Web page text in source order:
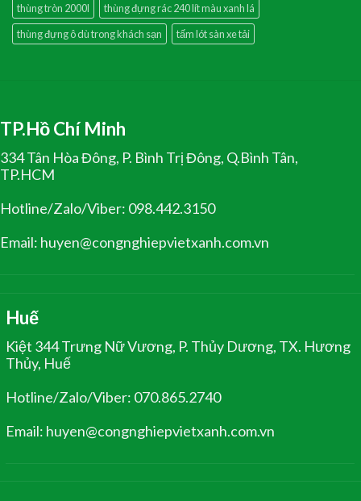
thùng tròn 2000l
thùng đựng rác 240 lít màu xanh lá
thùng đựng ô dù trong khách sạn
tấm lót sàn xe tải
TP.Hồ Chí Minh
334 Tân Hòa Đông, P. Bình Trị Đông, Q.Bình Tân,
TP.HCM
Hotline/Zalo/Viber: 098.442.3150
Email: huyen@congnghiepvietxanh.com.vn
Huế
Kiệt 344 Trưng Nữ Vương, P. Thủy Dương, TX. Hương
Thủy, Huế
Hotline/Zalo/Viber: 070.865.2740
Email: huyen@congnghiepvietxanh.com.vn